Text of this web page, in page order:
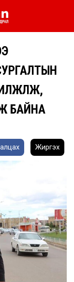
БАЙНА
Жиргэх